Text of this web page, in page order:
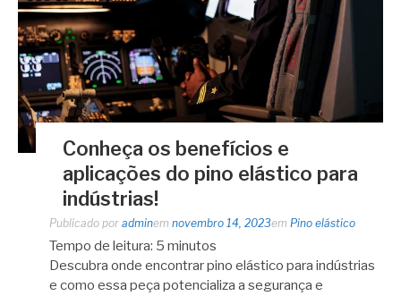
Conheça os benefícios e
aplicações do pino elástico para
indústrias!
Publicado por adminem novembro 14, 2023em Pino elástico
Tempo de leitura: 5 minutos
Descubra onde encontrar pino elástico para indústrias
e como essa peça potencializa a segurança e